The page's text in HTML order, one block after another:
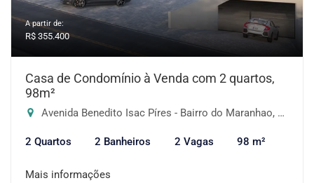
A partir de:
R$ 355.400
Casa de Condomínio à Venda com 2 quartos,
98m²
Avenida Benedito Isac Píres - Bairro do Maranhao, Cotia-SP
2 Quartos 2 Banheiros 2 Vagas 98 m²
Mais informações